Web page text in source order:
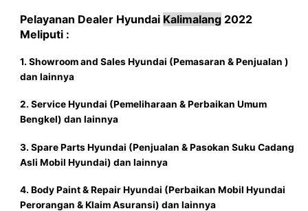
Pelayanan Dealer Hyundai Kalimalang 2022
Meliputi :
1. Showroom and SalesHyundai (Pemasaran & Penjualan )
dan lainnya
2. ServiceHyundai (Pemeliharaan & Perbaikan Umum
Bengkel) dan lainnya
3. Spare PartsHyundai (Penjualan & Pasokan Suku Cadang
Asli MobilHyundai) dan lainnya
4. Body Paint & RepairHyundai (Perbaikan MobilHyundai
Perorangan & Klaim Asuransi) dan lainnya